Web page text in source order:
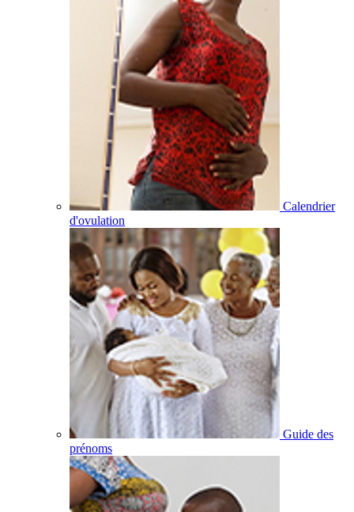
Calendrier
d'ovulation
Guide des
prénoms